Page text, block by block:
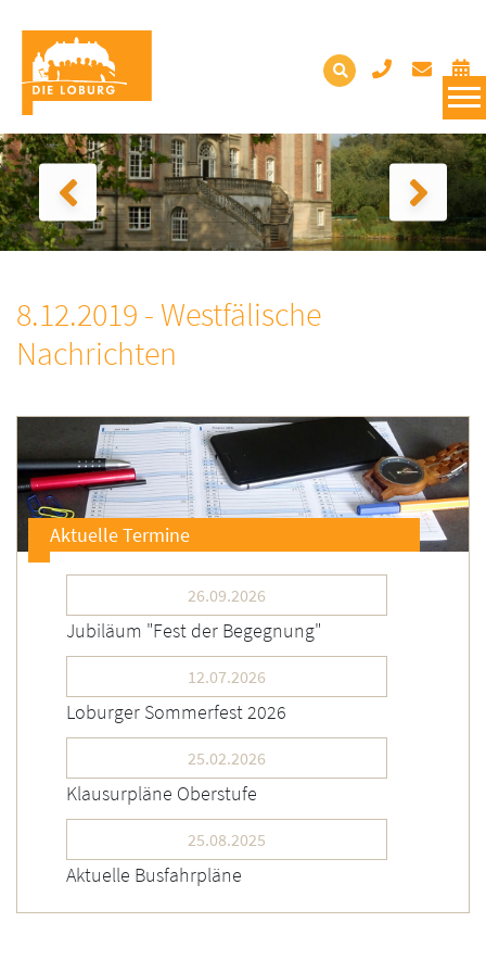
8.12.2019 - Westfälische
Nachrichten
Aktuelle Termine
26.09.2026
Jubiläum "Fest der Begegnung"
12.07.2026
Loburger Sommerfest 2026
25.02.2026
Klausurpläne Oberstufe
25.08.2025
Aktuelle Busfahrpläne